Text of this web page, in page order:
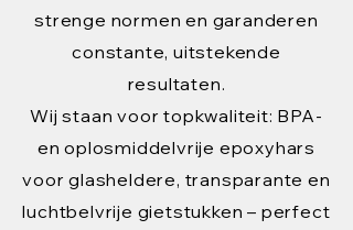
strenge normen en garanderen
constante, uitstekende
resultaten.
Wij staan voor topkwaliteit: BPA-
en oplosmiddelvrije epoxyhars
voor glasheldere, transparante en
luchtbelvrije gietstukken – perfect